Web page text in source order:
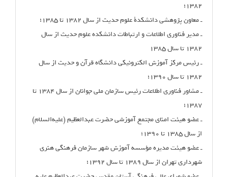
۱۳۸۲؛
ـ معاون پژوهشی دانشکدۀ علوم حدیث از سال ۱۳۸۲ تا ۱۳۸۵؛
ـ مدیر فناوری اطلاعات و ارتباطات دانشکده علوم حدیث از سال
۱۳۸۲ تا سال ۱۳۸۵
ـ رئیس مرکز آموزش الکترونیکی دانشگاه قرآن و حدیث از سال
۱۳۸۲ تا سال ۱۳۹۰؛
ـ مشاور فناوری اطلاعات رئیس سازمان ملی جوانان از سال ۱۳۸۴ تا
۱۳۸۷؛
ـ عضو هیئت امنای مجتمع آموزشی حضرت عبدالعظیم (علیه‌السلام)
از سال ۱۳۸۵ تا ۱۳۹۰؛
ـ عضو هیئت مدیره مؤسسه آموزش شهر سازمان فرهنگی هنری
شهرداری تهران از سال ۱۳۸۹ تا سال ۱۳۹۲؛